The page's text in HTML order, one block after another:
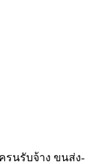
รนรับจ้าง ขนส่ง-